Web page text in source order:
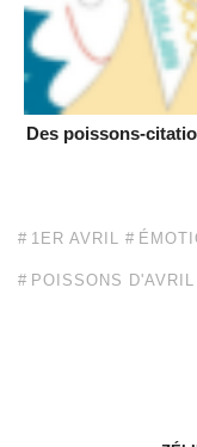
Des poissons-
1ER AVRIL
POISSONS D'AVRIL